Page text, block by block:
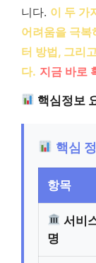
니다. 이 두 가
어려움을 극복
터 방법, 그리
다. 지금 바로
핵심정보
핵심
항목
서비
명